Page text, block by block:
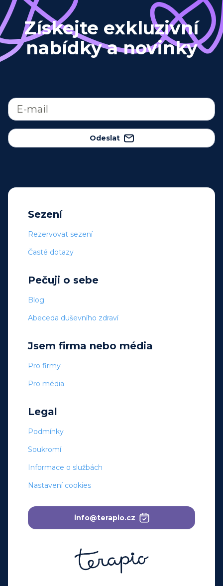
Získejte exkluzivní
nabídky a novinky
Odeslat
Sezení
Rezervovat sezení
Časté dotazy
Pečuji o sebe
Blog
Abeceda duševního zdraví
Jsem firma nebo média
Pro firmy
Pro média
Legal
Podmínky
Soukromí
Informace o službách
Nastavení cookies
info@terapio.cz